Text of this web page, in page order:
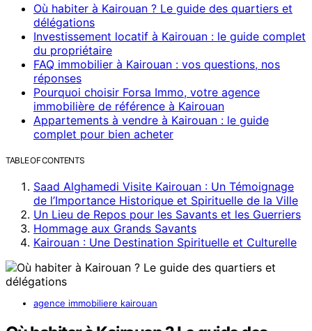
Où habiter à Kairouan ? Le guide des quartiers et
délégations
Investissement locatif à Kairouan : le guide complet
du propriétaire
FAQ immobilier à Kairouan : vos questions, nos
réponses
Pourquoi choisir Forsa Immo, votre agence
immobilière de référence à Kairouan
Appartements à vendre à Kairouan : le guide
complet pour bien acheter
TABLE OF CONTENTS
Saad Alghamedi Visite Kairouan : Un Témoignage
de l’Importance Historique et Spirituelle de la Ville
Un Lieu de Repos pour les Savants et les Guerriers
Hommage aux Grands Savants
Kairouan : Une Destination Spirituelle et Culturelle
agence immobiliere kairouan